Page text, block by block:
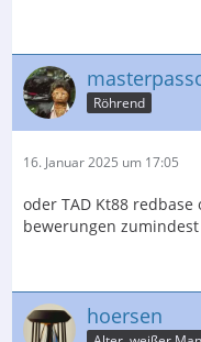
Röhrend
16. Januar 2025 um 17:05
oder TAD Kt88
bewerungen
hoersen